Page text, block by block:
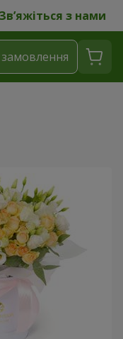
Зв’яжіться з нами
замовлення